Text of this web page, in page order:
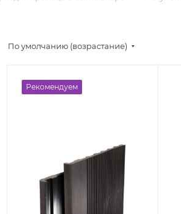
По умолчанию (возрастание)
Рекомендуем